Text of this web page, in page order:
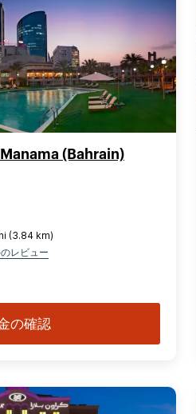
(Bahrain)
(3.84 km)
レビュー
の確認